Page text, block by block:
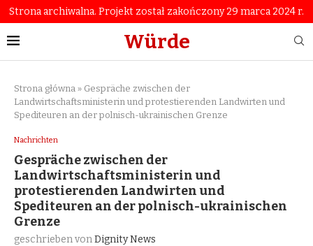
Strona archiwalna. Projekt został zakończony 29 marca 2024 r.
Würde
Strona główna » Gespräche zwischen der
Landwirtschaftsministerin und protestierenden Landwirten und
Spediteuren an der polnisch-ukrainischen Grenze
Nachrichten
Gespräche zwischen der
Landwirtschaftsministerin und
protestierenden Landwirten und
Spediteuren an der polnisch-ukrainischen
Grenze
geschrieben vonDignity News